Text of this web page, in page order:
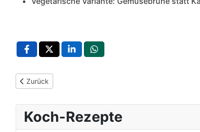
Vorheriger Beitrag: Original Siegerländer Broatsobbe –
Zurück
Koch-Rezepte